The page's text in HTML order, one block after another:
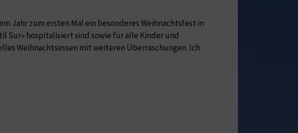
Jahr zum ersten Mal ein besonderes Weihnachtsfest in
Sur» hospitalisiert sind sowie für alle Kinder und
Weihnachtsessen mit weiteren Überraschungen. Ich